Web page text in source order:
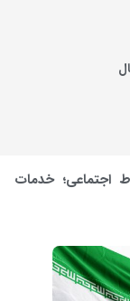
اجتماعی؛ خدمات